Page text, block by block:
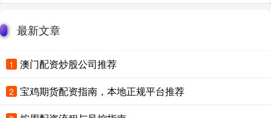
最新文章
1 澳门配资炒股公司推荐
2 宝鸡期货配资指南，本地正规平台推荐